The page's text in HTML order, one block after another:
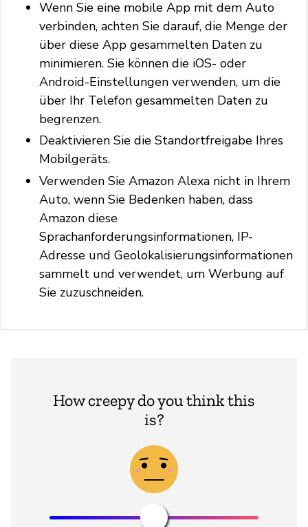
Wenn Sie eine mobile App mit dem Auto
verbinden, achten Sie darauf, die Menge der
über diese App gesammelten Daten zu
minimieren. Sie können die iOS- oder
Android-Einstellungen verwenden, um die
über Ihr Telefon gesammelten Daten zu
begrenzen.
Deaktivieren Sie die Standortfreigabe Ihres
Mobilgeräts.
Verwenden Sie Amazon Alexa nicht in Ihrem
Auto, wenn Sie Bedenken haben, dass
Amazon diese
Sprachanforderungsinformationen, IP-
Adresse und Geolokalisierungsinformationen
sammelt und verwendet, um Werbung auf
Sie zuzuschneiden.
How creepy do you think this
is?